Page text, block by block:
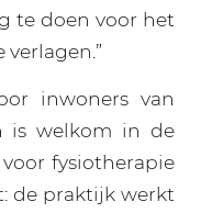
te doen voor het
inwoners van
is welkom in de
fysiotherapie
de praktijk werkt